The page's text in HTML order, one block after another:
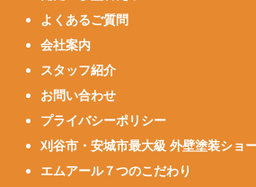
よくあるご質問
会社案内
スタッフ紹介
お問い合わせ
プライバシーポリシー
刈谷市・安城市最大級 外壁塗装ショ
エムアール７つのこだわり